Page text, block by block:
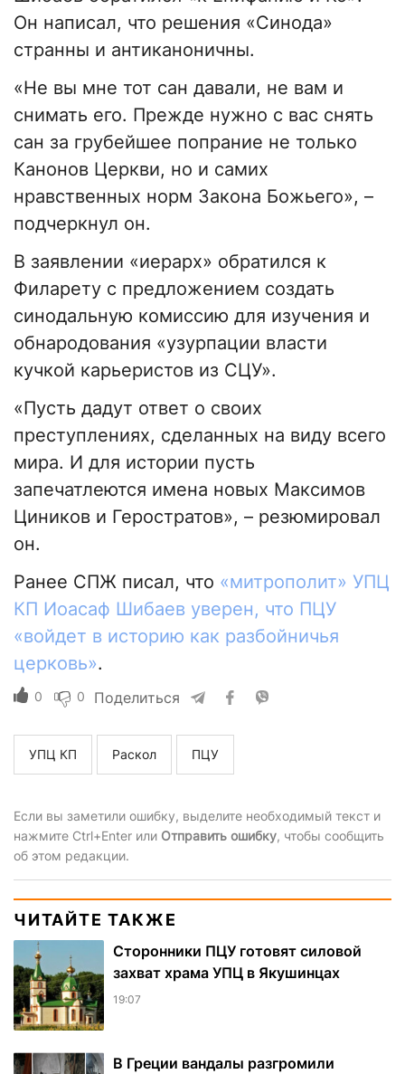
Он написал, что решения «Синода»
странны и антиканоничны.
«Не вы мне тот сан давали, не вам и
снимать его. Прежде нужно с вас снять
сан за грубейшее попрание не только
Канонов Церкви, но и самих
нравственных норм Закона Божьего», –
подчеркнул он.
В заявлении «иерарх» обратился к
Филарету с предложением создать
синодальную комиссию для изучения и
обнародования «узурпации власти
кучкой карьеристов из СЦУ».
«Пусть дадут ответ о своих
преступлениях, сделанных на виду всего
мира. И для истории пусть
запечатлеются имена новых Максимов
Циников и Геростратов», – резюмировал
он.
Ранее СПЖ писал, что «митрополит» УПЦ
КП Иоасаф Шибаев уверен, что ПЦУ
«войдет в историю как разбойничья
церковь».
0 0 Поделиться
УПЦ КП Раскол ПЦУ
Если вы заметили ошибку, выделите необходимый текст и
нажмите Ctrl+Enter или Отправить ошибку, чтобы сообщить
об этом редакции.
ЧИТАЙТЕ ТАКЖЕ
Сторонники ПЦУ готовят силовой
захват храма УПЦ в Якушинцах
19:07
В Греции вандалы разгромили